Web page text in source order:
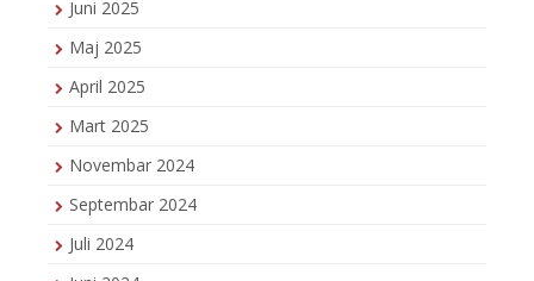
Juni 2025
Maj 2025
April 2025
Mart 2025
Novembar 2024
Septembar 2024
Juli 2024